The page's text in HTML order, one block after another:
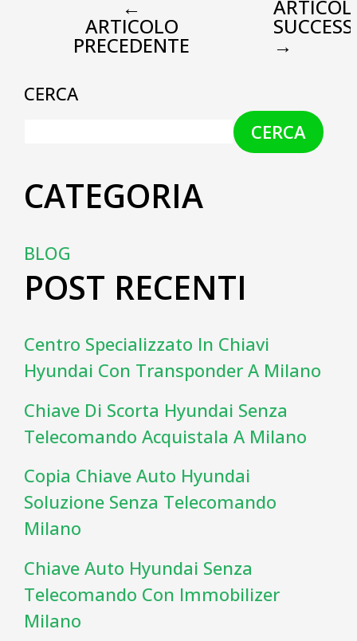
←
ARTICOLO
PRECEDENTE →
CERCA
CERCA
CATEGORIA
BLOG
POST RECENTI
Centro Specializzato In Chiavi
Hyundai Con Transponder A Milano
Chiave Di Scorta Hyundai Senza
Telecomando Acquistala A Milano
Copia Chiave Auto Hyundai
Soluzione Senza Telecomando
Milano
Chiave Auto Hyundai Senza
Telecomando Con Immobilizer
Milano